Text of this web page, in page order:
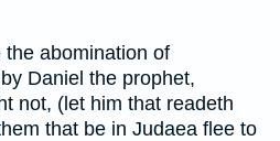
abomination of
Daniel the prophet,
not, (let him that readeth
that be in Judaea flee to